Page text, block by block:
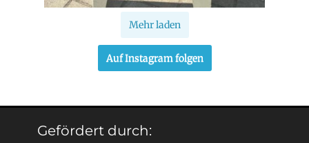
Mehr laden
Auf Instagram folgen
Gefördert durch: